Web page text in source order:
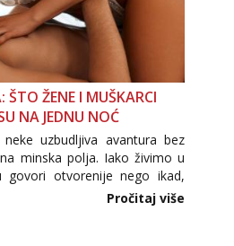
ŠTO ŽENE I MUŠKARCI
NA JEDNU NOĆ
uzbudljiva avantura bez
minska polja. Iako živimo u
otvorenije nego ikad,
izaziva burne rasprave. Što
Pročitaj više